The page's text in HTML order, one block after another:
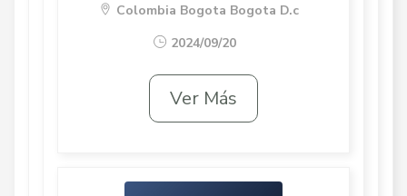
Colombia Bogota Bogota D.c
2024/09/20
Ver Más